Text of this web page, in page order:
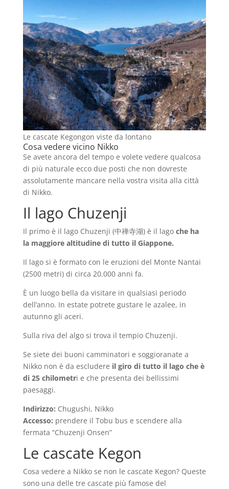
Le cascate Kegongon viste da lontano
Cosa vedere vicino Nikko
Se avete ancora del tempo e volete vedere qualcosa
di più naturale ecco due posti che non dovreste
assolutamente mancare nella vostra visita alla città
di Nikko.
Il lago Chuzenji
Il primo è il lago Chuzenji (中禅寺湖) è il lago che ha
la maggiore altitudine di tutto il Giappone.
Il lago si è formato con le eruzioni del Monte Nantai
(2500 metri) di circa 20.000 anni fa.
È un luogo bella da visitare in qualsiasi periodo
dell’anno. In estate potrete gustare le azalee, in
autunno gli aceri.
Sulla riva del algo si trova il tempio Chuzenji.
Se siete dei buoni camminatori e soggioranate a
Nikko non è da escludere il giro di tutto il lago che è
di 25 chilometri e che presenta dei bellissimi
paesaggi.
Indirizzo: Chugushi, Nikko
Accesso: prendere il Tobu bus e scendere alla
fermata “Chuzenji Onsen”
Le cascate Kegon
Cosa vedere a Nikko se non le cascate Kegon? Queste
sono una delle tre cascate più famose del